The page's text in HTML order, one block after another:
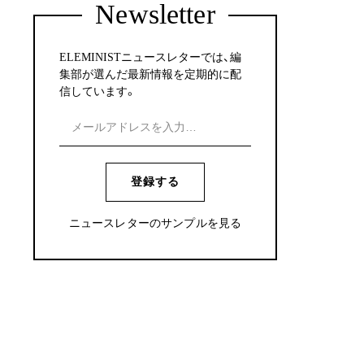
Newsletter
ELEMINISTニュースレターでは、編
集部が選んだ最新情報を定期的に配
信しています。
登録する
ニュースレターのサンプルを見る